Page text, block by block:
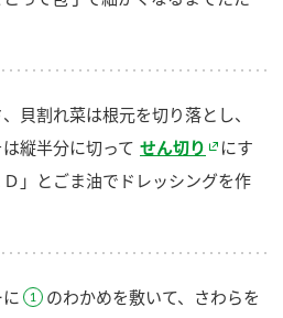
貝割れ菜は根元を切り落とし、
縦半分に切って せん切り
にす
」とごま油でドレッシングを作
のわかめを敷いて、さわらを